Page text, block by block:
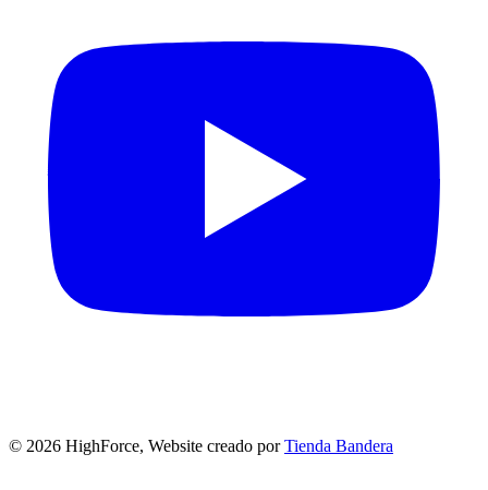
© 2026 HighForce, Website creado por Tienda Bandera